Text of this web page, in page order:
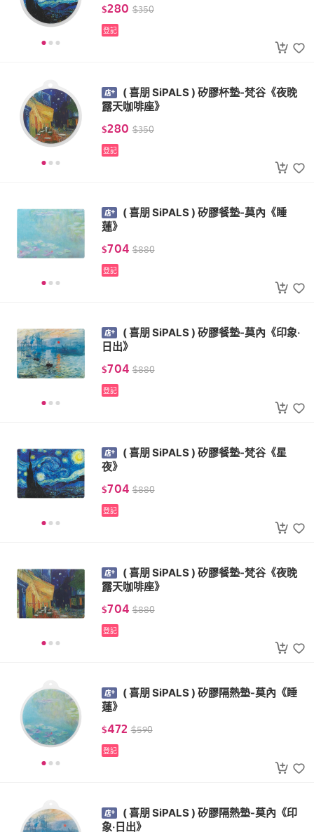
$280 $350
登記
( 喜朋 SiPALS ) 矽膠杯墊-梵谷《夜晚
露天咖啡座》
$280 $350
登記
( 喜朋 SiPALS ) 矽膠餐墊-莫內《睡
蓮》
$704 $880
登記
( 喜朋 SiPALS ) 矽膠餐墊-莫內《印象‧
日出》
$704 $880
登記
( 喜朋 SiPALS ) 矽膠餐墊-梵谷《星
夜》
$704 $880
登記
( 喜朋 SiPALS ) 矽膠餐墊-梵谷《夜晚
露天咖啡座》
$704 $880
登記
( 喜朋 SiPALS ) 矽膠隔熱墊-莫內《睡
蓮》
$472 $590
登記
( 喜朋 SiPALS ) 矽膠隔熱墊-莫內《印
象‧日出》